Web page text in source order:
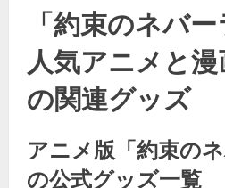
「約束のネバ
人気アニメと
の関連グッズ
アニメ版「約束の
の公式グッズ一覧